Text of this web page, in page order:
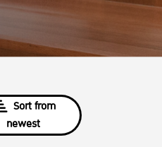
Sort from
newest